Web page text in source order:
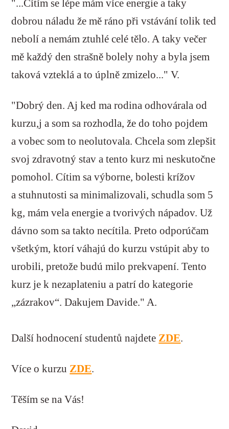
"...Cítím se lépe mám více energie a taky
dobrou náladu že mě ráno při vstávání tolik ted
nebolí a nemám ztuhlé celé tělo. A taky večer
mě každý den strašně bolely nohy a byla jsem
taková vzteklá a to úplně zmizelo..." V.
"Dobrý den. Aj ked ma rodina odhovárala od
kurzu,j a som sa rozhodla, že do toho pojdem
a vobec som to neolutovala. Chcela som zlepšit
svoj zdravotný stav a tento kurz mi neskutočne
pomohol. Cítim sa výborne, bolesti krížov
a stuhnutosti sa minimalizovali, schudla som 5
kg, mám vela energie a tvorivých nápadov. Už
dávno som sa takto necítila. Preto odporúčam
všetkým, ktorí váhajú do kurzu vstúpit aby to
urobili, pretože budú milo prekvapení. Tento
kurz je k nezaplateniu a patrí do kategorie
„zázrakov“. Dakujem Davide." A.
Další hodnocení studentů najdete ZDE.
Více o kurzu ZDE.
Těším se na Vás!